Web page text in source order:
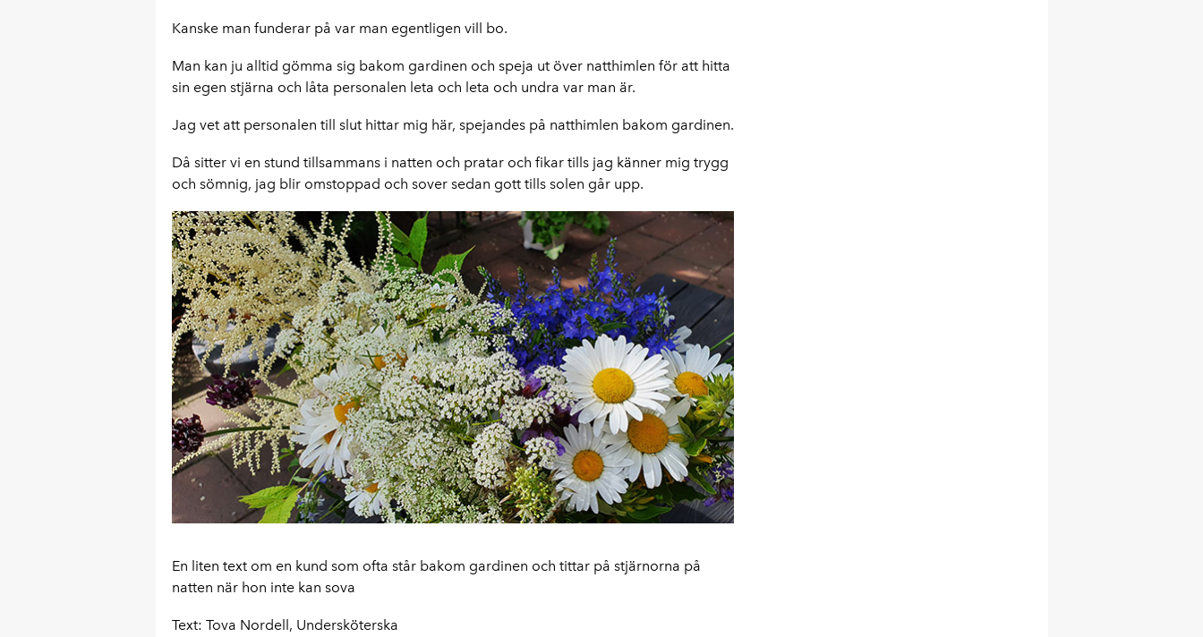
Kanske man funderar på var man egentligen vill bo.
Man kan ju alltid gömma sig bakom gardinen och speja ut över natthimlen för att hitta
sin egen stjärna och låta personalen leta och leta och undra var man är.
Jag vet att personalen till slut hittar mig här, spejandes på natthimlen bakom gardinen.
Då sitter vi en stund tillsammans i natten och pratar och fikar tills jag känner mig trygg
och sömnig, jag blir omstoppad och sover sedan gott tills solen går upp.
En liten text om en kund som ofta står bakom gardinen och tittar på stjärnorna på
natten när hon inte kan sova
Text: Tova Nordell, Undersköterska